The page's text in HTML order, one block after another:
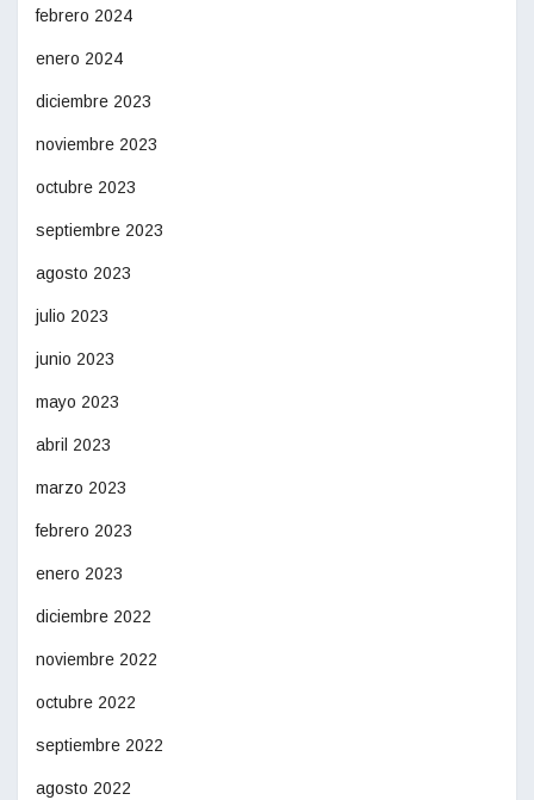
febrero 2024
enero 2024
diciembre 2023
noviembre 2023
octubre 2023
septiembre 2023
agosto 2023
julio 2023
junio 2023
mayo 2023
abril 2023
marzo 2023
febrero 2023
enero 2023
diciembre 2022
noviembre 2022
octubre 2022
septiembre 2022
agosto 2022